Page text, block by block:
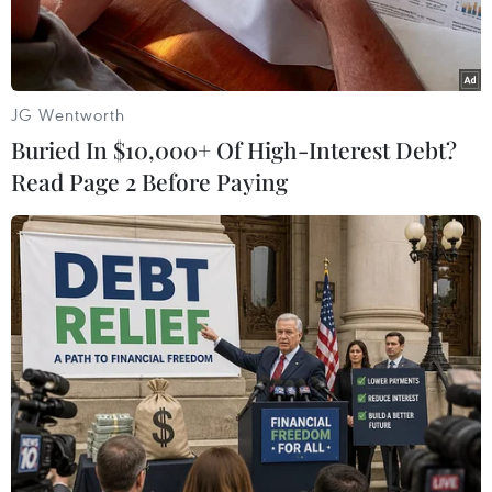
Vận chuyển hàng hóa tại Cảng Long Beach ở Los Angeles,
bang California, Mỹ. (Nguồn: AFP/TTXVN)
Vào thời điểm Tổng thống Mỹ Donald Trump
theo đuổi chiến tranh thương mại với Trung
JG Wentworth
Buried In $10,000+ Of High-Interest Debt?
Read Page 2 Before Paying